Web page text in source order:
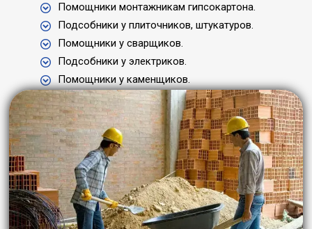
Помощники монтажникам гипсокартона.
Подсобники у плиточников, штукатуров.
Помощники у сварщиков.
Подсобники у электриков.
Помощники у каменщиков.